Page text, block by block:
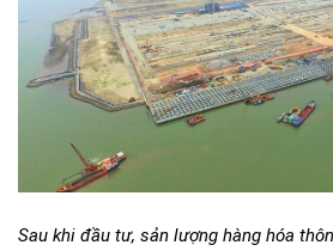
Sau khi đầu tư, sản lượng hàng hóa